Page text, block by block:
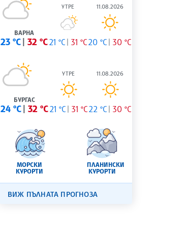
ВАРНА
23 °C 32 °C
УТРЕ
21 °C 31 °C
11.08.2026
20 °C 30 °C
БУРГАС
24 °C 32 °C
УТРЕ
21 °C 31 °C
11.08.2026
22 °C 30 °C
МОРСКИ
КУРОРТИ
ПЛАНИНСКИ
КУРОРТИ
ВИЖ ПЪЛНАТА ПРОГНОЗА